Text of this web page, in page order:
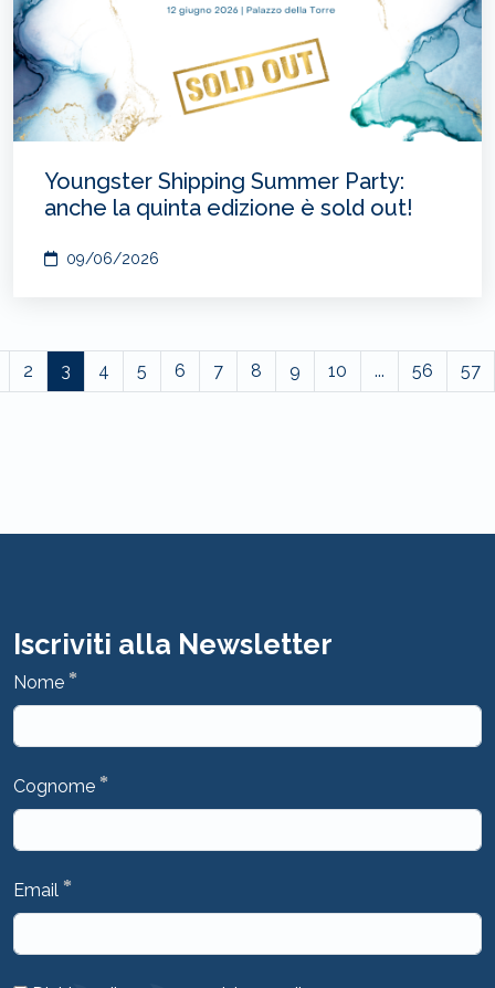
Youngster Shipping Summer Party:
anche la quinta edizione è sold out!
09/06/2026
2 3 4 5 6 7 8 9 10 ... 56 57
Iscriviti alla Newsletter
Nome *
Cognome *
Email *